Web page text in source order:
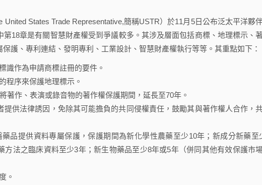
States Trade Representative,簡稱USTR）於11月5日公布泛太平洋夥
18章是有關智慧財產權受到爭議較多。其涉及層面包括商標、地理標示、
護、專利連結、發明專利、工業設計、智慧財產權執行等等。其重點如下：
識作為申請商標註冊的要件。
程序來保護地理標示。
著作、表演或錄音物的著作權保護期間，延長至70年。
提供法律誘因，免除其可能擔負的共同侵權責任，鼓勵其與著作權人合作，
藥品提供資料專屬保護，保護期間為新化學性農藥至少10年；新成分新藥至
方法之臨床資料至少3年；新生物藥品至少8年或5年（併同其他有效保護市
。